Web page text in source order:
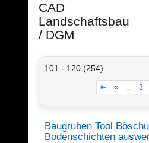
CAD
Landschaftsbau
/ DGM
101 - 120 (254)
⇤ « ... 3
Baugruben Tool
Bodenschichten